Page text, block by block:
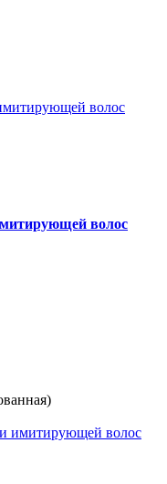
волос